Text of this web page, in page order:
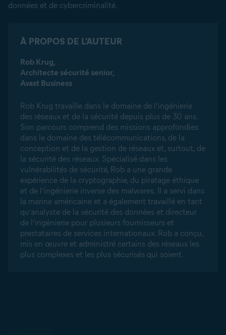
données et de cybercriminalité.
À PROPOS DE L’AUTEUR
Rob Krug,
Architecte sécurité senior,
Avast Business
Rob Krug travaille dans le domaine de l’ingénierie
des réseaux et de la sécurité depuis plus de 30 ans.
Son parcours comprend des missions approfondies
dans le domaine des télécommunications, de la
conception et de la gestion de réseaux et, surtout, de
la sécurité des réseaux. Spécialisé dans les
vulnérabilités de sécurité, Rob a une grande
expérience de la cryptographie, du piratage éthique
et de l’ingénierie inverse des malwares. Il a servi dans
la marine américaine et a également travaillé en tant
qu’analyste de la sécurité des données et directeur
de l’ingénierie pour plusieurs fournisseurs et
prestataires de services internationaux. Rob a conçu,
mis en œuvre et administré certains des réseaux les
plus complexes et les plus sécurisés qui soient.